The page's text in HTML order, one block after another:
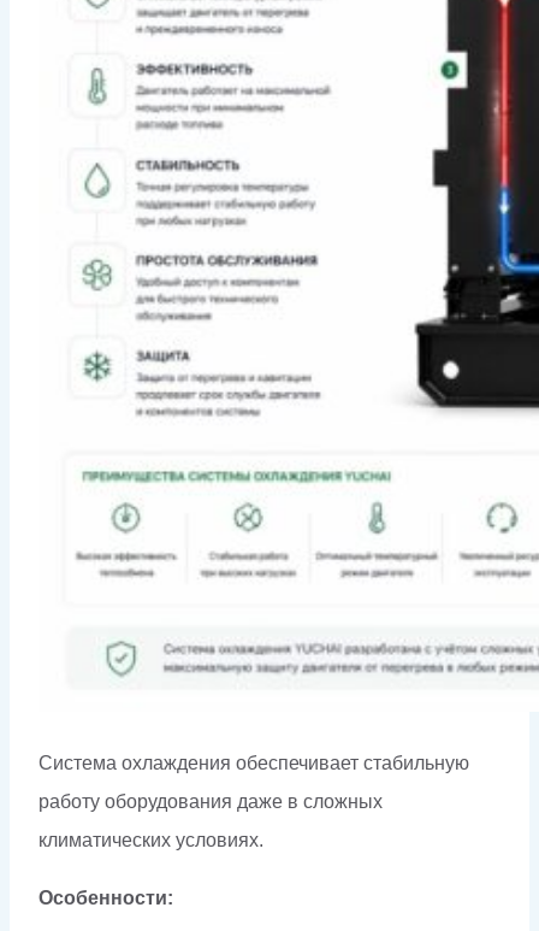
Система охлаждения обеспечивает стабильную
работу оборудования даже в сложных
климатических условиях.
Особенности: